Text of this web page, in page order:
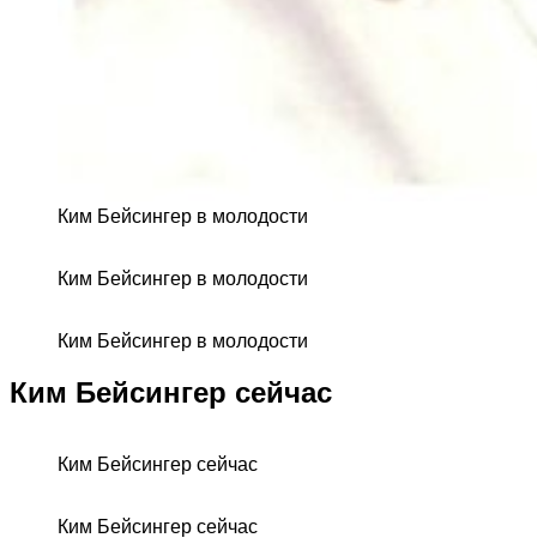
Ким Бейсингер в молодости
Ким Бейсингер в молодости
Ким Бейсингер в молодости
Ким Бейсингер сейчас
Ким Бейсингер сейчас
Ким Бейсингер сейчас